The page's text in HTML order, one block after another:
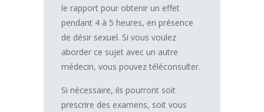
le rapport pour obtenir un effet
pendant 4 à 5 heures, en présence
de désir sexuel. Si vous voulez
aborder ce sujet avec un autre
médecin, vous pouvez téléconsulter.
Si nécessaire, ils pourront soit
prescrire des examens, soit vous